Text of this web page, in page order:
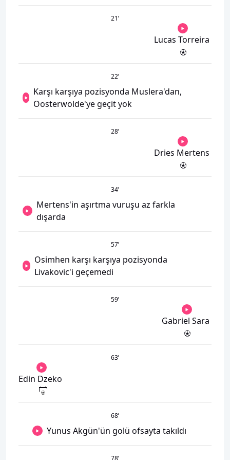
21’
Lucas Torreira
22’
Karşı karşıya pozisyonda Muslera'dan,
Oosterwolde'ye geçit yok
28’
Dries Mertens
34’
Mertens'in aşırtma vuruşu az farkla
dışarda
57’
Osimhen karşı karşıya pozisyonda
Livakovic'i geçemedi
59’
Gabriel Sara
63’
Edin Dzeko
68’
Yunus Akgün'ün golü ofsayta takıldı
78’